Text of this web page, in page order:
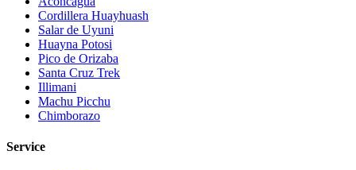
Cordillera Huayhuash
Salar de Uyuni
Huayna Potosi
Pico de Orizaba
Santa Cruz Trek
Illimani
Machu Picchu
Chimborazo
Service